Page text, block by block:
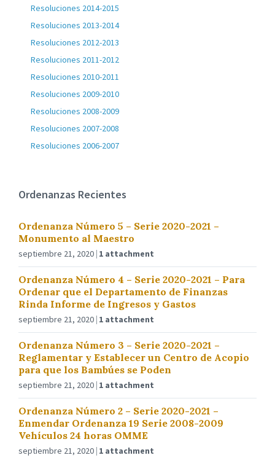
Resoluciones 2014-2015
Resoluciones 2013-2014
Resoluciones 2012-2013
Resoluciones 2011-2012
Resoluciones 2010-2011
Resoluciones 2009-2010
Resoluciones 2008-2009
Resoluciones 2007-2008
Resoluciones 2006-2007
Ordenanzas Recientes
Ordenanza Número 5 – Serie 2020-2021 –
Monumento al Maestro
septiembre 21, 2020 1 attachment
Ordenanza Número 4 – Serie 2020-2021 – Para
Ordenar que el Departamento de Finanzas
Rinda Informe de Ingresos y Gastos
septiembre 21, 2020 1 attachment
Ordenanza Número 3 – Serie 2020-2021 –
Reglamentar y Establecer un Centro de Acopio
para que los Bambúes se Poden
septiembre 21, 2020 1 attachment
Ordenanza Número 2 – Serie 2020-2021 –
Enmendar Ordenanza 19 Serie 2008-2009
Vehículos 24 horas OMME
septiembre 21, 2020 1 attachment